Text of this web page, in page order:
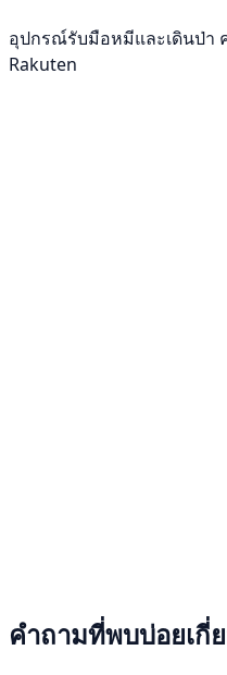
อุปกรณ์รับมือหมีและเดินป่า
Rakuten
คำถามที่พบบ่อยเกี่